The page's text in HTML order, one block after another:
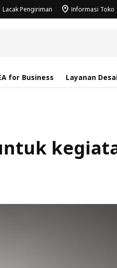
Lacak Pengiriman Informasi Toko
for Business Layanan